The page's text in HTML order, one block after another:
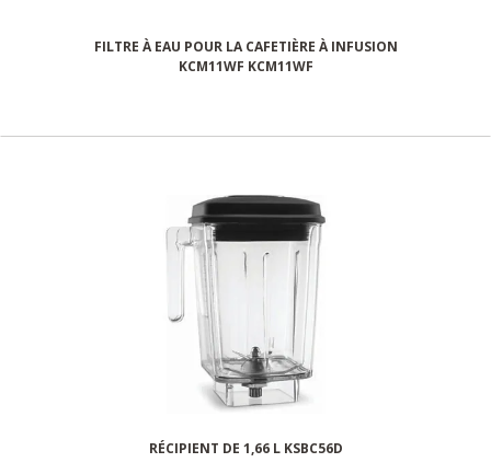
FILTRE À EAU POUR LA CAFETIÈRE À INFUSION
KCM11WF KCM11WF
RÉCIPIENT DE 1,66 L KSBC56D